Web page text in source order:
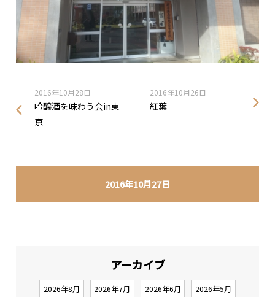
2016年10月27日
2016年10月28日
吟醸酒を味わう会in東
京
2016年10月26日
紅葉
アーカイブ
2026年8月 2026年7月 2026年6月 2026年5月